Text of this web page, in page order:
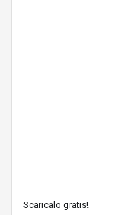
Scaricalo gratis!